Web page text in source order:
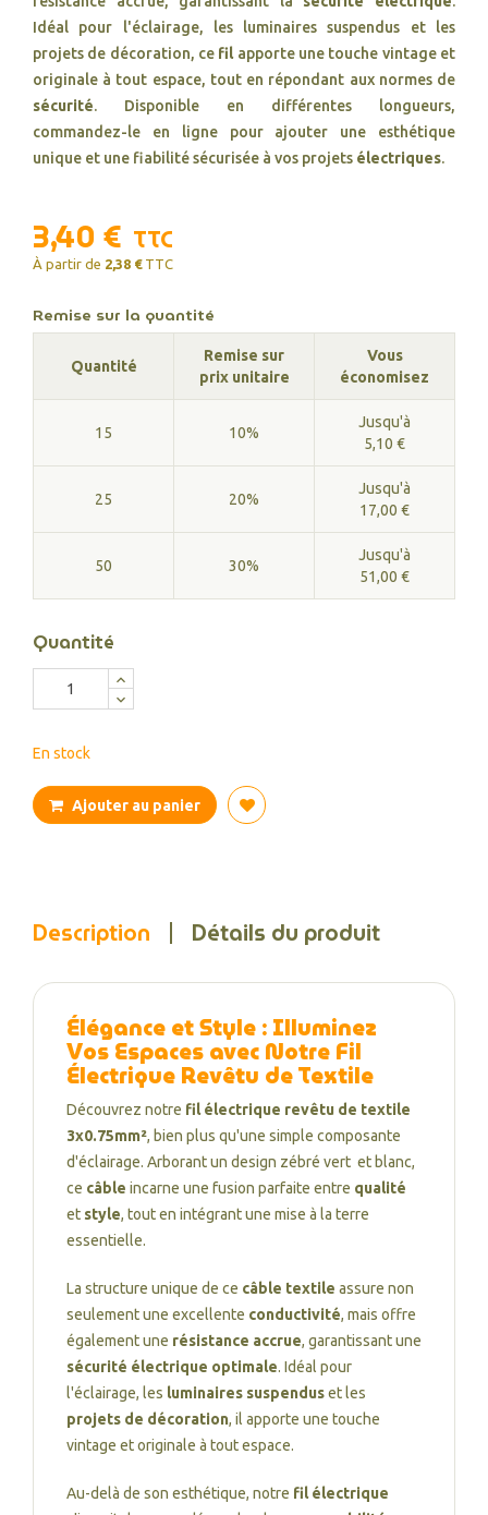
Idéal pour l'éclairage, les luminaires suspendus et les
projets de décoration, ce filapporte une touche vintage et
originale à tout espace, tout en répondant aux normes de
sécurité. Disponible en différentes longueurs,
commandez-le en ligne pour ajouter une esthétique
unique et une fiabilité sécurisée à vos projets électriques.
3,40 € TTC
À partir de 2,38 € TTC
Remise sur la quantité
Quantité
Remise sur
prix unitaire
Vous
économisez
15 10%
Jusqu'à
5,10 €
25 20%
Jusqu'à
17,00 €
50 30%
Jusqu'à
51,00 €
Quantité
En stock
Ajouter au panier
Description Détails du produit
Élégance et Style : Illuminez
Vos Espaces avec Notre Fil
Électrique Revêtu de Textile
Découvrez notre fil électrique revêtu de textile
3x0.75mm², bien plus qu'une simple composante
d'éclairage. Arborant un design zébré vert et blanc,
ce câble incarne une fusion parfaite entre qualité
et style, tout en intégrant une mise à la terre
essentielle.
La structure unique de ce câble textile assure non
seulement une excellente conductivité, mais offre
également une résistance accrue, garantissant une
sécurité électrique optimale. Idéal pour
l'éclairage, les luminaires suspenduset les
projets de décoration, il apporte une touche
vintage et originale à tout espace.
Au-delà de son esthétique, notre fil électrique